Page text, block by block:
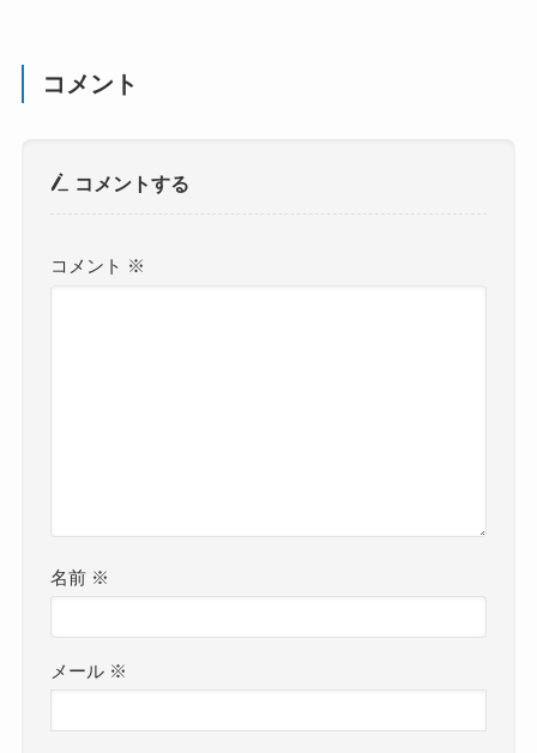
コメント
コメントする
コメント ※
名前 ※
メール ※